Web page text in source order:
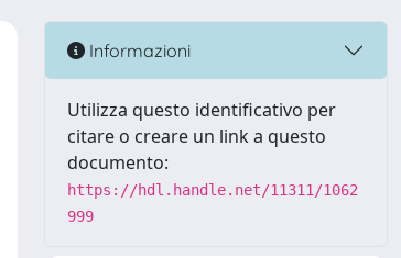
Informazioni
Utilizza questo identificativo per
citare o creare un link a questo
documento:
https://hdl.handle.net/11311/1062
999